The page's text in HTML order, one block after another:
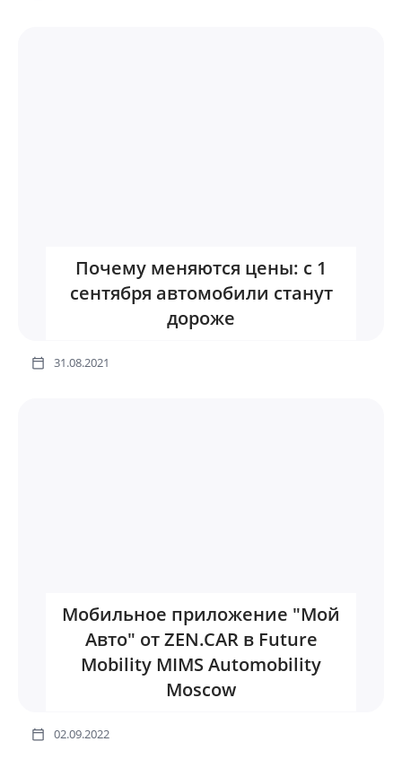
Почему меняются цены: с 1
сентября автомобили станут
дороже
31.08.2021
Мобильное приложение "Мой
Авто" от ZEN.CAR в Future
Mobility MIMS Automobility
Moscow
02.09.2022